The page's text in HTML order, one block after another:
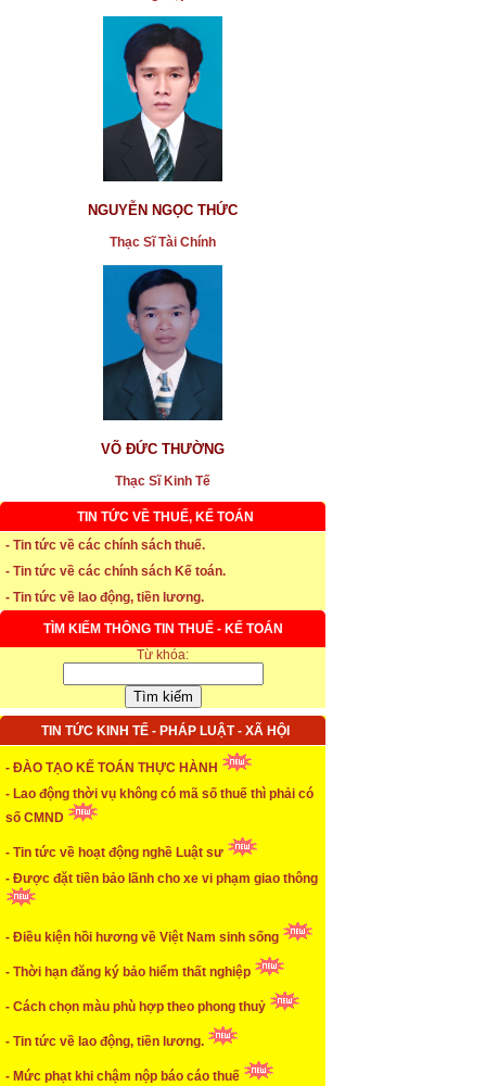
NGUYỄN NGỌC THỨC
Thạc Sĩ Tài Chính
VÕ ĐỨC THƯỜNG
Thạc Sĩ Kinh Tế
TIN TỨC VỀ THUẾ, KẾ TOÁN
- Tin tức về các chính sách thuế.
- Tin tức về các chính sách Kế toán.
- Tin tức về lao động, tiền lương.
TÌM KIẾM THÔNG TIN THUẾ - KẾ TOÁN
Từ khóa:
TIN TỨC KINH TẾ - PHÁP LUẬT - XÃ HỘI
- ĐÀO TẠO KẾ TOÁN THỰC HÀNH
- Lao động thời vụ không có mã số thuế thì phải có
số CMND
- Tin tức về hoạt động nghề Luật sư
- Được đặt tiền bảo lãnh cho xe vi phạm giao thông
- Điều kiện hồi hương về Việt Nam sinh sống
- Thời hạn đăng ký bảo hiểm thất nghiệp
- Cách chọn màu phù hợp theo phong thuỷ
- Tin tức về lao động, tiền lương.
- Mức phạt khi chậm nộp báo cáo thuế
* Thời hạn đăng ký bảo hiểm thất nghiệp
* Thời hiệu xử phạt trong xây dựng
...xem chi tiết
* NHẬN SINH VIÊN THỰC TẬP
...xem chi tiết
* ĐÀO TẠO KẾ TOÁN THỰC HÀNH
...xem chi tiết
* TUYỂN DỤNG KẾ TOÁN (thường xuyên)
...xem chi tiết
...xem chi tiết
...xem chi tiết
* Lập di chúc bằng miệng có cần đi công chứng